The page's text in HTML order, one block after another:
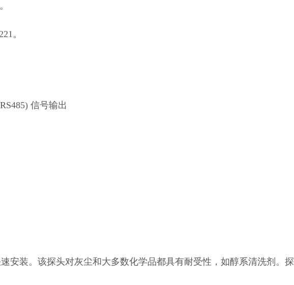
。
信号输出
安装。该探头对灰尘和大多数化学品都具有耐受性，如醇系清洗剂。探